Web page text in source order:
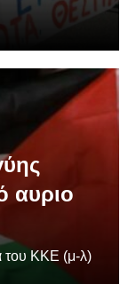
αυριο
του ΚΚΕ (μ-λ)